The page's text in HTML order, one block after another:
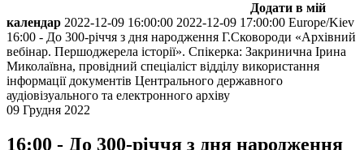
Додати в мій
календар 2022-12-09 16:00:00 2022-12-09 17:00:00 Europe/Kiev
16:00 - До 300-річчя з дня народження Г.Сковороди «Архівний
вебінар. Першоджерела історії». Спікерка: Закринична Ірина
Миколаївна, провідний спеціаліст відділу використання
інформації документів Центрального державного
аудіовізуального та електронного архіву
09 Грудня 2022
16:00 - До 300-річчя з дня народження